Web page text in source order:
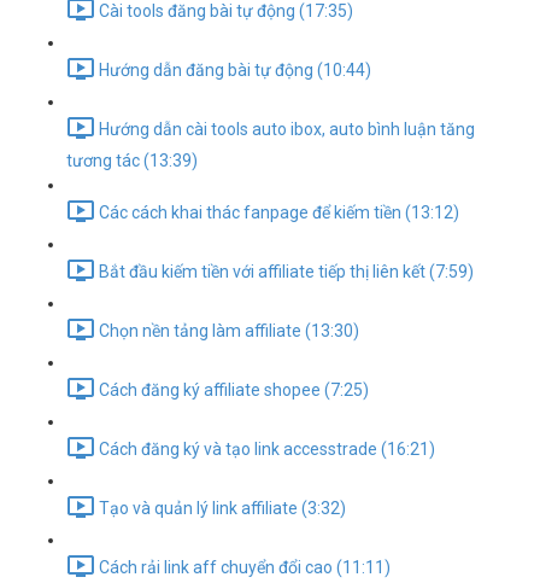
Cài tools đăng bài tự động (17:35)
Hướng dẫn đăng bài tự động (10:44)
Hướng dẫn cài tools auto ibox, auto bình luận tăng
tương tác (13:39)
Các cách khai thác fanpage để kiếm tiền (13:12)
Bắt đầu kiếm tiền với affiliate tiếp thị liên kết (7:59)
Chọn nền tảng làm affiliate (13:30)
Cách đăng ký affiliate shopee (7:25)
Cách đăng ký và tạo link accesstrade (16:21)
Tạo và quản lý link affiliate (3:32)
Cách rải link aff chuyển đổi cao (11:11)